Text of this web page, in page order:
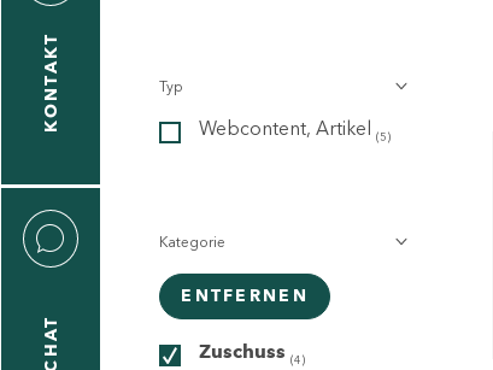
KONTAKT
CHAT
Typ
Webcontent, Artikel (5)
Kategorie
ENTFERNEN
Zuschuss (4)